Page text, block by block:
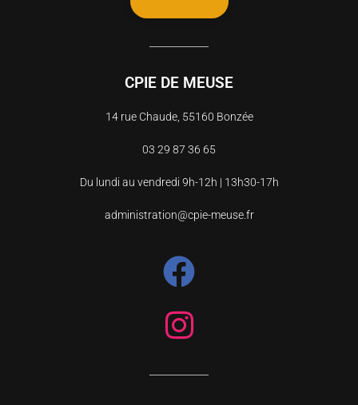
CPIE DE MEUSE
14 rue Chaude, 55160 Bonzée
03 29 87 36 65
Du lundi au vendredi 9h-12h | 13h30-17h
administration@cpie-meuse.fr